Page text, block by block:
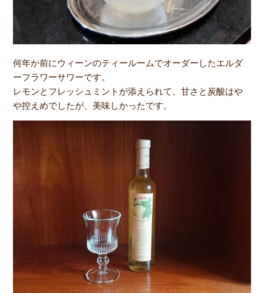
何年か前にウィーンのティールームでオーダーしたエルダ
ーフラワーサワーです。
レモンとフレッシュミントが添えられて、甘さと炭酸はや
や控えめでしたが、美味しかったです。